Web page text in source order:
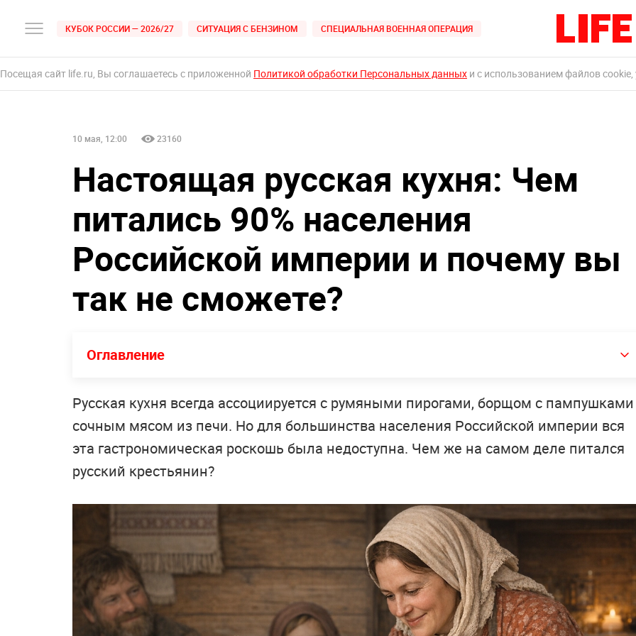
КУБОК РОССИИ — 2026/27 СИТУАЦИЯ С БЕНЗИНОМ СПЕЦИАЛЬНАЯ ВОЕННАЯ ОПЕРАЦИЯ
Посещая сайт life.ru, Вы соглашаетесь с приложенной Политикой обработки Персональных данных и с использованием файлов
10 мая, 12:00 23160
Настоящая русская кухня: Чем
питались 90% населения
Российской империи и почему вы
так не сможете?
Оглавление
Русская кухня всегда ассоциируется с румяными пирогами, борщом с
сочным мясом из печи. Но для большинства населения Российской империи вся
эта гастрономическая роскошь была недоступна. Чем же на самом деле питался
русский крестьянин?